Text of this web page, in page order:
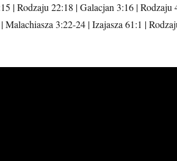
| Rodzaju 22:18 | Galacjan 3:16 | Rodzaju
Malachiasza 3:22-24 | Izajasza 61:1 |